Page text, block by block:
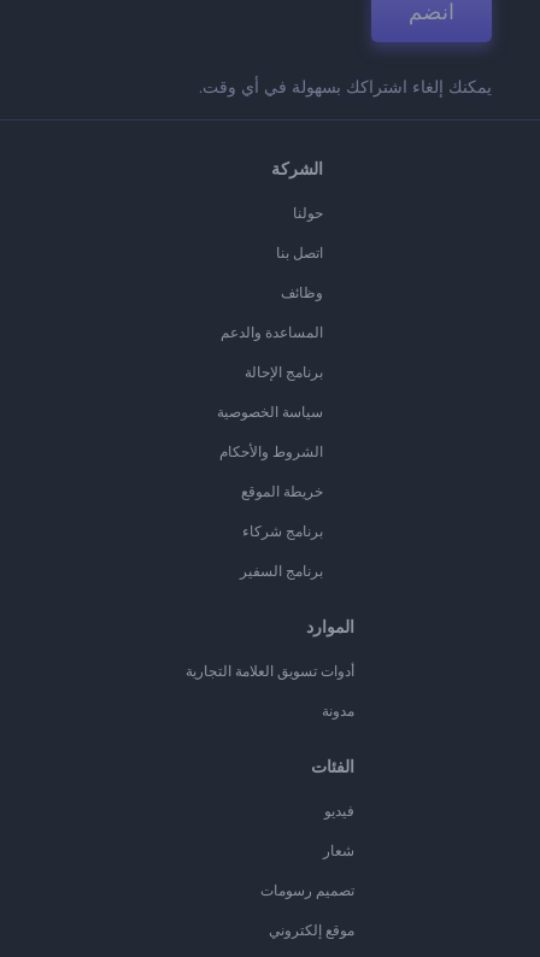
انضم
يمكنك إلغاء اشتراكك بسهولة في أي وقت.
الشركة
حولنا
اتصل بنا
وظائف
المساعدة والدعم
برنامج الإحالة
سياسة الخصوصية
الشروط والأحكام
خريطة الموقع
برنامج شركاء
برنامج السفير
الموارد
أدوات تسويق العلامة التجارية
مدونة
الفئات
فيديو
شعار
تصميم رسومات
موقع إلكتروني